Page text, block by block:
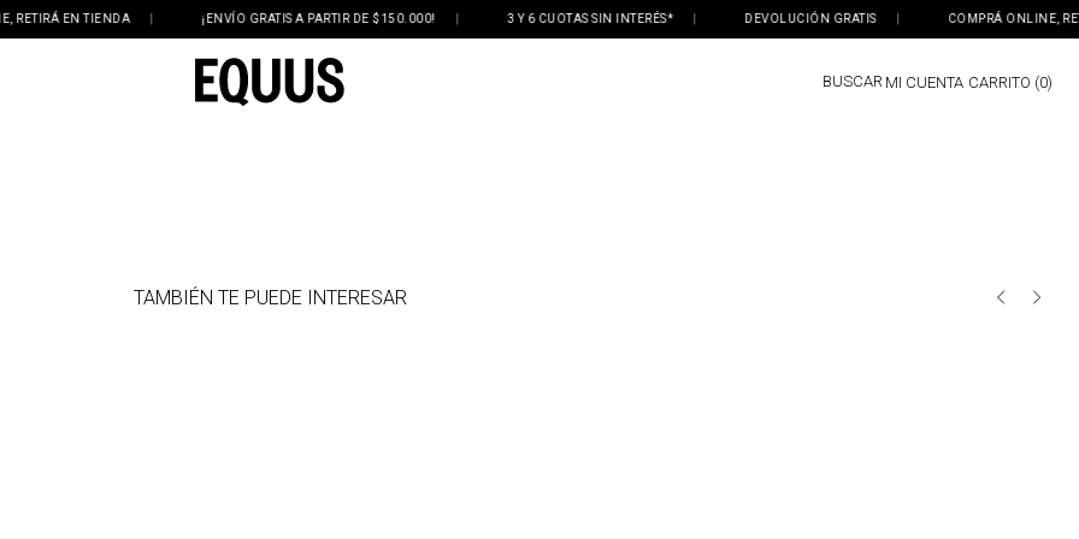
EN TIENDA | ¡ENVÍO GRATIS A PARTIR DE $150.000! | 3 Y 6 CUOTAS SIN INTERÉS* | DEVOLUCIÓN GRATIS | COMPRÁ ONLINE,
BUSCAR MI CUENTA 0
TAMBIÉN TE PUEDE INTERESAR